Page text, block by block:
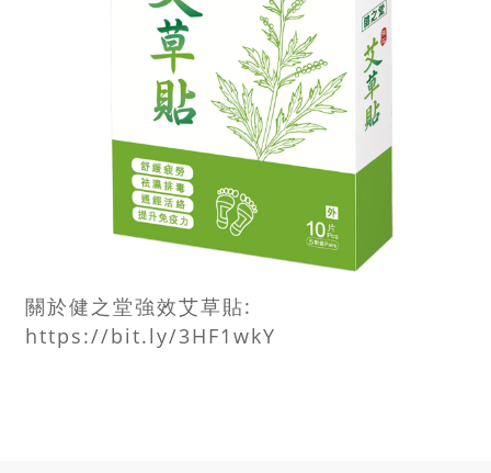
關於健之堂強效艾草貼:
https://bit.ly/3HF1wkY